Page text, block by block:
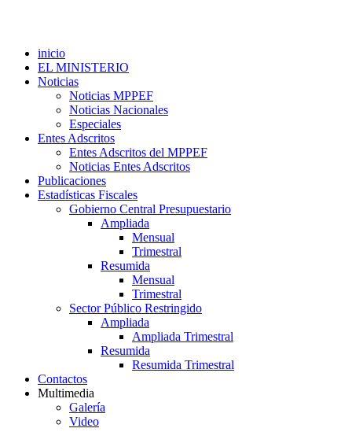
inicio
EL MINISTERIO
Noticias
Noticias MPPEF
Noticias Nacionales
Especiales
Entes Adscritos
Entes Adscritos del MPPEF
Noticias Entes Adscritos
Publicaciones
Estadísticas Fiscales
Gobierno Central Presupuestario
Ampliada
Mensual
Trimestral
Resumida
Mensual
Trimestral
Sector Público Restringido
Ampliada
Ampliada Trimestral
Resumida
Resumida Trimestral
Contactos
Multimedia
Galería
Video